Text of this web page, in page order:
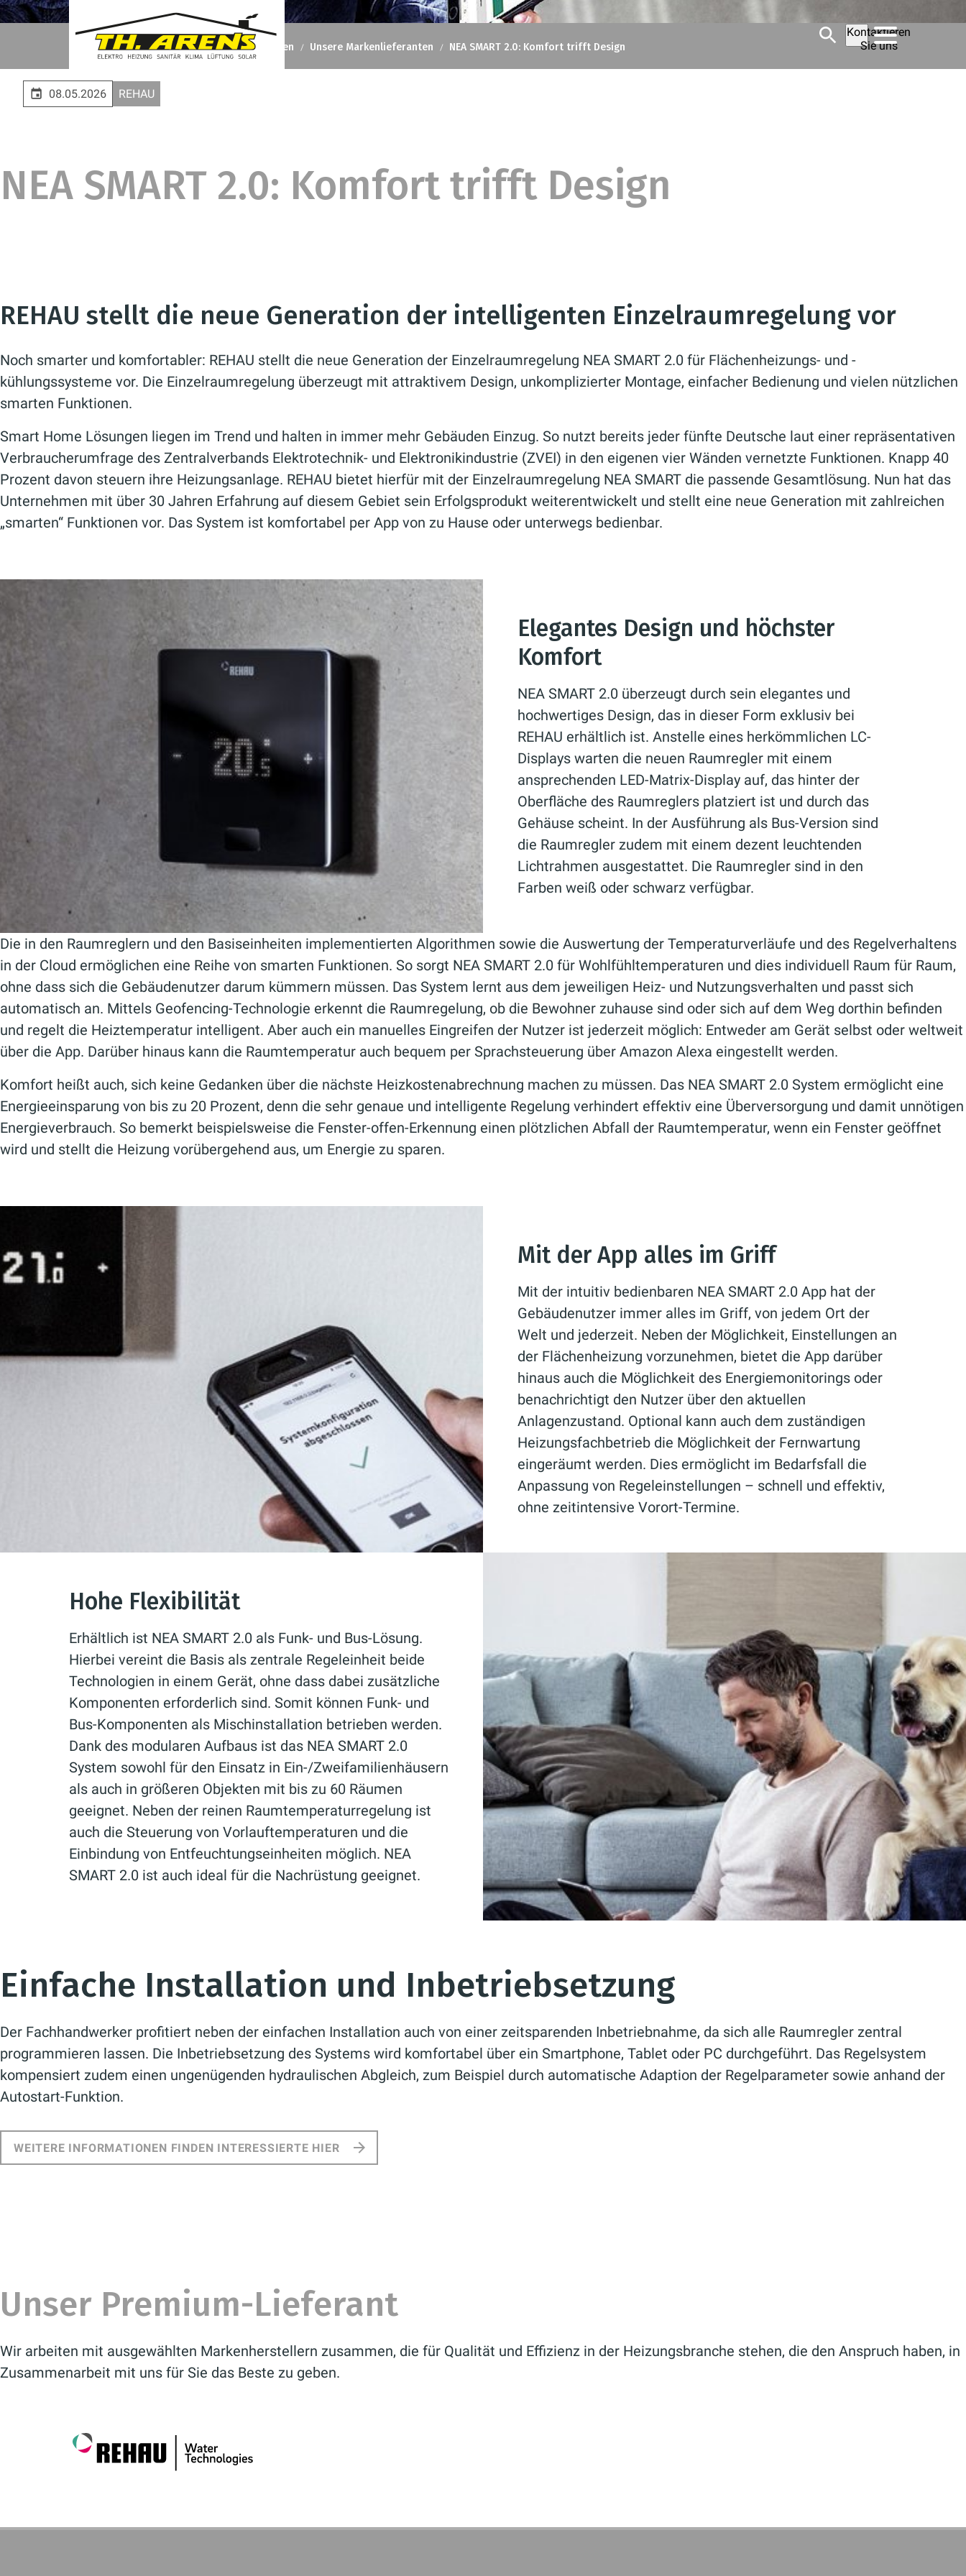
Kontaktieren
Sie uns
Theodor Arens GmbH & Co. KG Unternehmen Unsere Markenlieferanten NEA SMART 2.0: Komfort trifft Design
08.05.2026 REHAU
NEA SMART 2.0: Komfort trifft Design
REHAU stellt die neue Generation der intelligenten Einzelraumregelung vor
Noch smarter und komfortabler: REHAU stellt die neue Generation der Einzelraumregelung NEA SMART 2.0 für Flächenheizungs- und -
kühlungssysteme vor. Die Einzelraumregelung überzeugt mit attraktivem Design, unkomplizierter Montage, einfacher Bedienung und vielen nützlichen
smarten Funktionen.
Smart Home Lösungen liegen im Trend und halten in immer mehr Gebäuden Einzug. So nutzt bereits jeder fünfte Deutsche laut einer repräsentativen
Verbraucherumfrage des Zentralverbands Elektrotechnik- und Elektronikindustrie (ZVEI) in den eigenen vier Wänden vernetzte Funktionen. Knapp 40
Prozent davon steuern ihre Heizungsanlage. REHAU bietet hierfür mit der Einzelraumregelung NEA SMART die passende Gesamtlösung. Nun hat das
Unternehmen mit über 30 Jahren Erfahrung auf diesem Gebiet sein Erfolgsprodukt weiterentwickelt und stellt eine neue Generation mit zahlreichen
„smarten“ Funktionen vor. Das System ist komfortabel per App von zu Hause oder unterwegs bedienbar.
Elegantes Design und höchster
Komfort
NEA SMART 2.0 überzeugt durch sein elegantes und
hochwertiges Design, das in dieser Form exklusiv bei
REHAU erhältlich ist. Anstelle eines herkömmlichen LC-
Displays warten die neuen Raumregler mit einem
ansprechenden LED-Matrix-Display auf, das hinter der
Oberfläche des Raumreglers platziert ist und durch das
Gehäuse scheint. In der Ausführung als Bus-Version sind
die Raumregler zudem mit einem dezent leuchtenden
Lichtrahmen ausgestattet. Die Raumregler sind in den
Farben weiß oder schwarz verfügbar.
Die in den Raumreglern und den Basiseinheiten implementierten Algorithmen sowie die Auswertung der Temperaturverläufe und des Regelverhaltens
in der Cloud ermöglichen eine Reihe von smarten Funktionen. So sorgt NEA SMART 2.0 für Wohlfühltemperaturen und dies individuell Raum für Raum,
ohne dass sich die Gebäudenutzer darum kümmern müssen. Das System lernt aus dem jeweiligen Heiz- und Nutzungsverhalten und passt sich
automatisch an. Mittels Geofencing-Technologie erkennt die Raumregelung, ob die Bewohner zuhause sind oder sich auf dem Weg dorthin befinden
und regelt die Heiztemperatur intelligent. Aber auch ein manuelles Eingreifen der Nutzer ist jederzeit möglich: Entweder am Gerät selbst oder weltweit
über die App. Darüber hinaus kann die Raumtemperatur auch bequem per Sprachsteuerung über Amazon Alexa eingestellt werden.
Komfort heißt auch, sich keine Gedanken über die nächste Heizkostenabrechnung machen zu müssen. Das NEA SMART 2.0 System ermöglicht eine
Energieeinsparung von bis zu 20 Prozent, denn die sehr genaue und intelligente Regelung verhindert effektiv eine Überversorgung und damit unnötigen
Energieverbrauch. So bemerkt beispielsweise die Fenster-offen-Erkennung einen plötzlichen Abfall der Raumtemperatur, wenn ein Fenster geöffnet
wird und stellt die Heizung vorübergehend aus, um Energie zu sparen.
Mit der App alles im Griff
Mit der intuitiv bedienbaren NEA SMART 2.0 App hat der
Gebäudenutzer immer alles im Griff, von jedem Ort der
Welt und jederzeit. Neben der Möglichkeit, Einstellungen an
der Flächenheizung vorzunehmen, bietet die App darüber
hinaus auch die Möglichkeit des Energiemonitorings oder
benachrichtigt den Nutzer über den aktuellen
Anlagenzustand. Optional kann auch dem zuständigen
Heizungsfachbetrieb die Möglichkeit der Fernwartung
eingeräumt werden. Dies ermöglicht im Bedarfsfall die
Anpassung von Regeleinstellungen – schnell und effektiv,
ohne zeitintensive Vorort-Termine.
Hohe Flexibilität
Erhältlich ist NEA SMART 2.0 als Funk- und Bus-Lösung.
Hierbei vereint die Basis als zentrale Regeleinheit beide
Technologien in einem Gerät, ohne dass dabei zusätzliche
Komponenten erforderlich sind. Somit können Funk- und
Bus-Komponenten als Mischinstallation betrieben werden.
Dank des modularen Aufbaus ist das NEA SMART 2.0
System sowohl für den Einsatz in Ein-/Zweifamilienhäusern
als auch in größeren Objekten mit bis zu 60 Räumen
geeignet. Neben der reinen Raumtemperaturregelung ist
auch die Steuerung von Vorlauftemperaturen und die
Einbindung von Entfeuchtungseinheiten möglich. NEA
SMART 2.0 ist auch ideal für die Nachrüstung geeignet.
Einfache Installation und Inbetriebsetzung
Der Fachhandwerker profitiert neben der einfachen Installation auch von einer zeitsparenden Inbetriebnahme, da sich alle Raumregler zentral
programmieren lassen. Die Inbetriebsetzung des Systems wird komfortabel über ein Smartphone, Tablet oder PC durchgeführt. Das Regelsystem
kompensiert zudem einen ungenügenden hydraulischen Abgleich, zum Beispiel durch automatische Adaption der Regelparameter sowie anhand der
Autostart-Funktion.
WEITERE INFORMATIONEN FINDEN INTERESSIERTE HIER
Unser Premium-Lieferant
Wir arbeiten mit ausgewählten Markenherstellern zusammen, die für Qualität und Effizienz in der Heizungsbranche stehen, die den Anspruch haben, in
Zusammenarbeit mit uns für Sie das Beste zu geben.